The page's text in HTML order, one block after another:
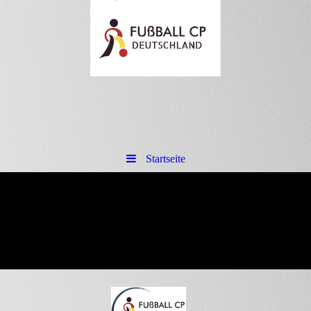
Startseite